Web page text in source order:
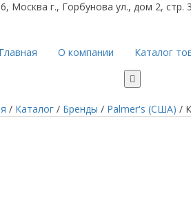
Москва г., Горбунова ул., дом 2, стр.
Главная О компании Каталог
/ Каталог / Бренды / Palmer's (США) /